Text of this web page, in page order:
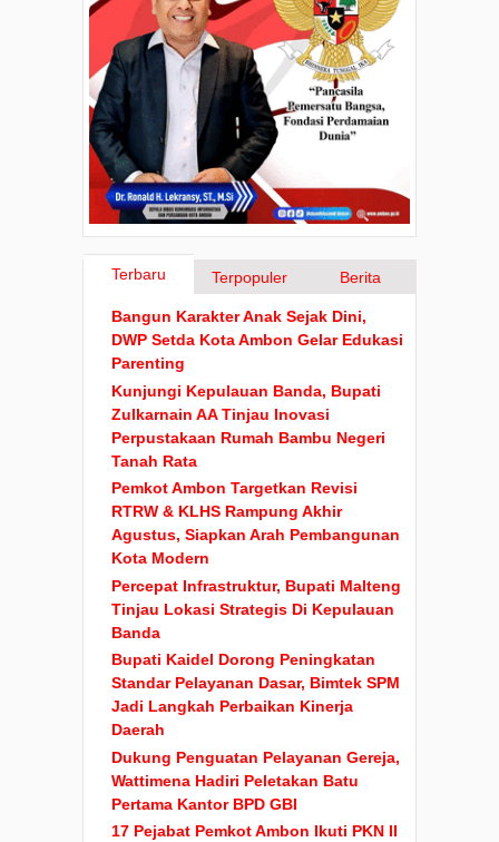
Terbaru Terpopuler Berita
Bangun Karakter Anak Sejak Dini,
DWP Setda Kota Ambon Gelar Edukasi
Parenting
Kunjungi Kepulauan Banda, Bupati
Zulkarnain AA Tinjau Inovasi
Perpustakaan Rumah Bambu Negeri
Tanah Rata
Pemkot Ambon Targetkan Revisi
RTRW & KLHS Rampung Akhir
Agustus, Siapkan Arah Pembangunan
Kota Modern
Percepat Infrastruktur, Bupati Malteng
Tinjau Lokasi Strategis Di Kepulauan
Banda
Bupati Kaidel Dorong Peningkatan
Standar Pelayanan Dasar, Bimtek SPM
Jadi Langkah Perbaikan Kinerja
Daerah
Dukung Penguatan Pelayanan Gereja,
Wattimena Hadiri Peletakan Batu
Pertama Kantor BPD GBI
17 Pejabat Pemkot Ambon Ikuti PKN II